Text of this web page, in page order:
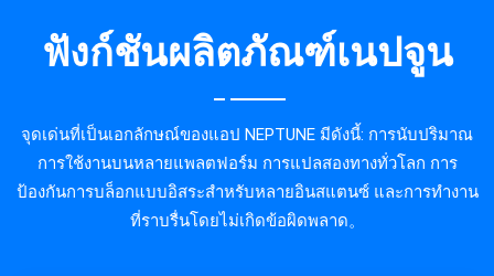
ฟังก์ชันผลิตภัณฑ์เนปจูน
จุดเด่นที่เป็นเอกลักษณ์ของแอป NEPTUNE มีดังนี้: การนับปริมาณ
การใช้งานบนหลายแพลตฟอร์ม การแปลสองทางทั่วโลก การ
ป้องกันการบล็อกแบบอิสระสำหรับหลายอินสแตนซ์ และการทำงาน
ที่ราบรื่นโดยไม่เกิดข้อผิดพลาด。